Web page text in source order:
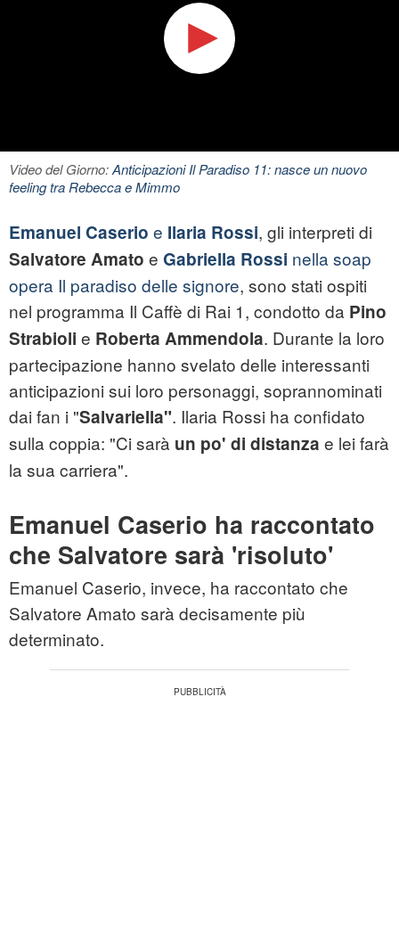
Video del Giorno:Anticipazioni Il Paradiso 11: nasce un nuovo
feeling tra Rebecca e Mimmo
Emanuel Caserio e Ilaria Rossi, gli interpreti di
Salvatore Amato e Gabriella Rossi nella soap
opera Il paradiso delle signore, sono stati ospiti
nel programma Il Caffè di Rai 1, condotto da Pino
Strabioli e Roberta Ammendola. Durante la loro
partecipazione hanno svelato delle interessanti
anticipazioni sui loro personaggi, soprannominati
dai fan i "Salvariella". Ilaria Rossi ha confidato
sulla coppia: "Ci sarà un po' di distanza e lei farà
la sua carriera".
Emanuel Caserio ha raccontato
che Salvatore sarà 'risoluto'
Emanuel Caserio, invece, ha raccontato che
Salvatore Amato sarà decisamente più
determinato.